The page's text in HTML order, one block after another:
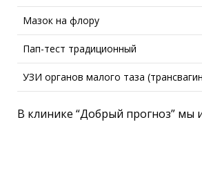
Мазок на флору
Пап-тест традиционный
УЗИ органов малого таза
В клинике “Добрый прогноз” мы